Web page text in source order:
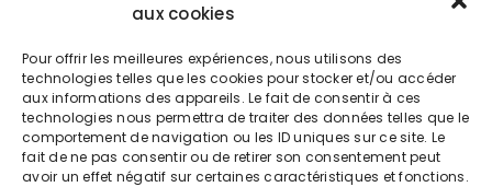
aux cookies
Pour offrir les meilleures expériences, nous utilisons des
technologies telles que les cookies pour stocker et/ou accéder
aux informations des appareils. Le fait de consentir à ces
technologies nous permettra de traiter des données telles que le
comportement de navigation ou les ID uniques sur ce site. Le
fait de ne pas consentir ou de retirer son consentement peut
avoir un effet négatif sur certaines caractéristiques et fonctions.
Exporter vers google calendrier
Télécharger l'événement